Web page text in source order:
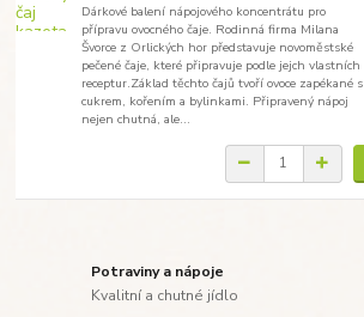
Dárkové balení nápojového koncentrátu pro
přípravu ovocného čaje. Rodinná firma Milana
Švorce z Orlických hor představuje novoměstské
pečené čaje, které připravuje podle jejch vlastních
receptur.Základ těchto čajů tvoří ovoce zapékané s
cukrem, kořením a bylinkami. Připravený nápoj
nejen chutná, ale...
Potraviny a nápoje
Kvalitní a chutné jídlo